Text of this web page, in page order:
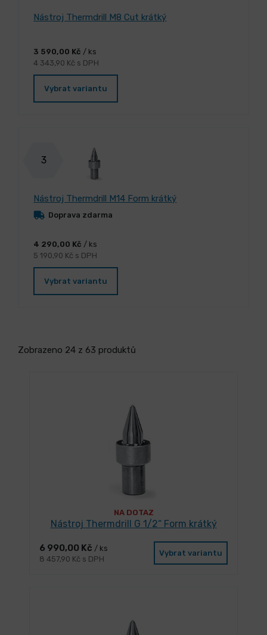
Nástroj Thermdrill M8 Cut krátký
3 590,00 Kč / ks
4 343,90 Kč s DPH
Vybrat variantu
3
Nástroj Thermdrill M14 Form krátký
Doprava zdarma
4 290,00 Kč / ks
5 190,90 Kč s DPH
Vybrat variantu
Zobrazeno 24 z 63 produktů
NA DOTAZ
Nástroj Thermdrill G 1/2“ Form krátký
6 990,00 Kč / ks
8 457,90 Kč s DPH
Vybrat variantu